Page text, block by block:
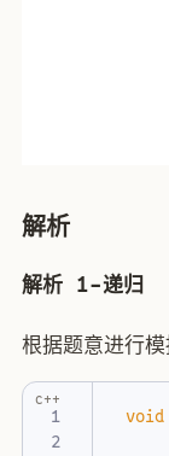
解析
解析 1-递归
根据题意进行
1
2
void
c++